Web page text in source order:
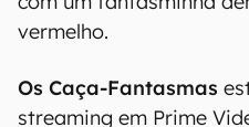
vermelho.
Os Caça-Fantasmas
streaming em Prime